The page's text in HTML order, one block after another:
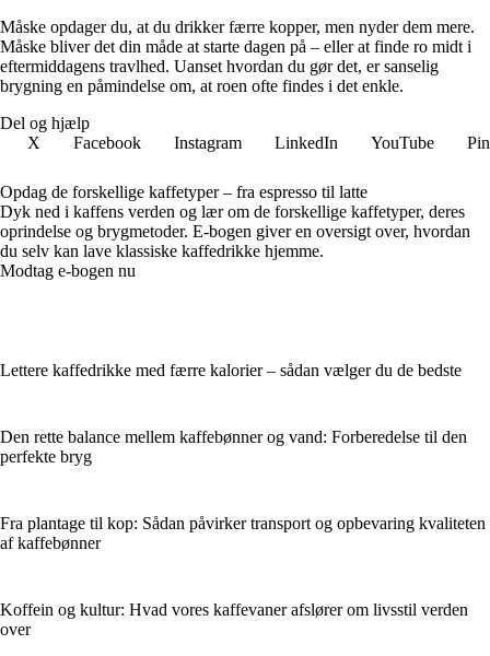
Måske opdager du, at du drikker færre kopper, men nyder dem mere.
Måske bliver det din måde at starte dagen på – eller at finde ro midt i
eftermiddagens travlhed. Uanset hvordan du gør det, er sanselig
brygning en påmindelse om, at roen ofte findes i det enkle.
Del og hjælp
X
Facebook Instagram LinkedIn YouTube
Opdag de forskellige kaffetyper – fra espresso til latte
Dyk ned i kaffens verden og lær om de forskellige kaffetyper, deres
oprindelse og brygmetoder. E-bogen giver en oversigt over, hvordan
du selv kan lave klassiske kaffedrikke hjemme.
Modtag e-bogen nu
Lettere kaffedrikke med færre kalorier – sådan vælger du de bedste
Den rette balance mellem kaffebønner og vand: Forberedelse til den
perfekte bryg
Fra plantage til kop: Sådan påvirker transport og opbevaring kvaliteten
af kaffebønner
Koffein og kultur: Hvad vores kaffevaner afslører om livsstil verden
over